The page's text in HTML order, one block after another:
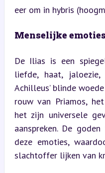
eer om in hybris
Menselijke
De Ilias is een
liefde, haat, jaloezie,
Achilleus’ blinde
rouw van Priamos,
het zijn universele
aanspreken. De
deze emoties,
slachtoffer lijken van